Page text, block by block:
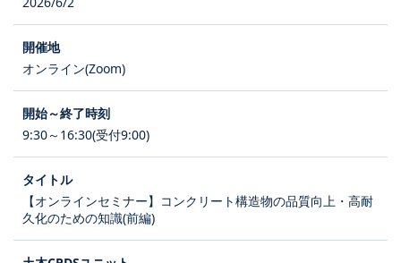
オンライン(Zoom)
9:30～16:30(受付9:00)
【オンラインセミナー】コンクリート構造物の品質向上・高耐
久化のための知識(前編)